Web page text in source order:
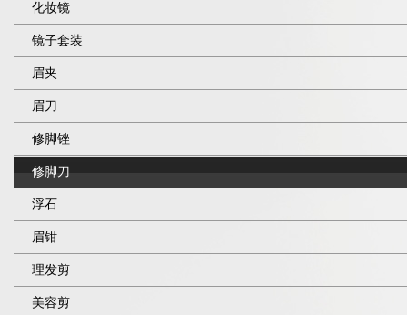
化妆镜
镜子套装
眉夹
眉刀
修脚锉
修脚刀
浮石
眉钳
理发剪
美容剪